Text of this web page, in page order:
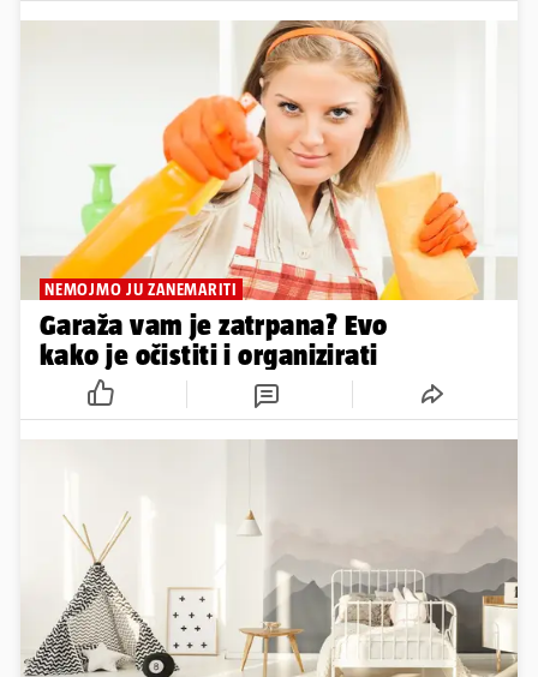
NEMOJMO JU ZANEMARITI
Garaža vam je zatrpana? Evo
kako je očistiti i organizirati